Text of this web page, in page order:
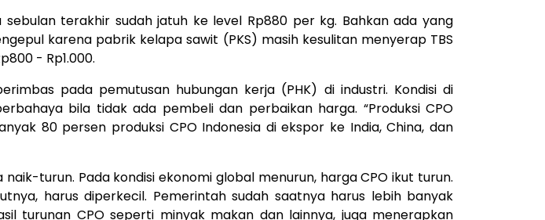
sebulan terakhir sudah jatuh ke level Rp880 per kg. Bahkan ada yang
karena pabrik kelapa sawit (PKS) masih kesulitan menyerap TBS
- Rp1.000.
pada pemutusan hubungan kerja (PHK) di industri. Kondisi di
bila tidak ada pembeli dan perbaikan harga. “Produksi CPO
80 persen produksi CPO Indonesia di ekspor ke India, China, dan
turun. Pada kondisi ekonomi global menurun, harga CPO ikut turun.
harus diperkecil. Pemerintah sudah saatnya harus lebih banyak
turunan CPO seperti minyak makan dan lainnya, juga menerapkan